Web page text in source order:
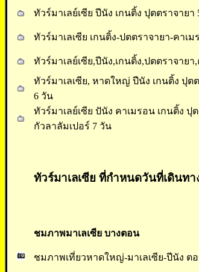
ทัวร์มาเลย์เซีย ปีนัง เกนติ้ง ปุตตราจายา
ทัวร์มาเลเซีย เกนติ้ง-ปตตราจายา-คาเม
ทัวร์มาเลย์เซีย,ปีนัง,เกนติ้ง,ปตตราจายา
ทัวร์มาเลเซีย, หาดใหญ่ ปีนัง เกนติ้ง ปุต
6 วัน
ทัวร์มาเลย์เซีย ปันัง คาเมรอน เกนติ้ง ปุ
กัวลาลัมเปอร์ 7 วัน
ทัวร์มาเลเซีย ที่กำหนดวันที่เดินทา
ชมภาพมาเลเซีย บางตอน
ชมภาพเที่ยวหาดใหญ่-มาเลเซีย-ปีนัง ต